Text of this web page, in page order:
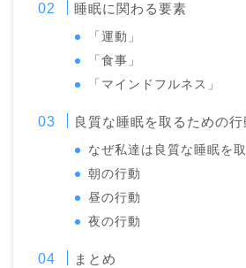
睡眠に関わる要素
「運動」
「食事」
「マインドフルネス」
良質な睡眠を取るための行
なぜ私達は良質な睡眠を
朝の行動
昼の行動
夜の行動
まとめ